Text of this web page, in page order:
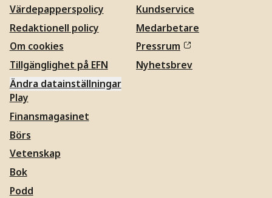
Värdepapperspolicy
Redaktionell policy
Om cookies
Tillgänglighet på EFN
Ändra datainställningar
Kundservice
Medarbetare
Pressrum
Nyhetsbrev
Play
Finansmagasinet
Börs
Vetenskap
Bok
Podd